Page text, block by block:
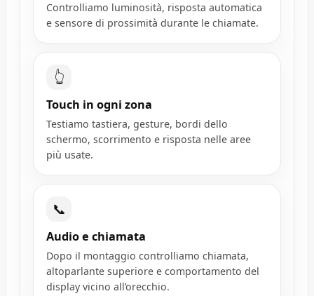
Controlliamo luminosità, risposta automatica
e sensore di prossimità durante le chiamate.
👆
Touch in ogni zona
Testiamo tastiera, gesture, bordi dello
schermo, scorrimento e risposta nelle aree
più usate.
📞
Audio e chiamata
Dopo il montaggio controlliamo chiamata,
altoparlante superiore e comportamento del
display vicino all’orecchio.